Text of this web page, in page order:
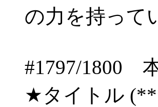
の力を持って
#1797/1800
★タイトル